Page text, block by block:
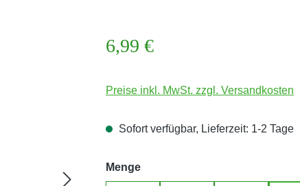
Regulärer Preis:
6,99 €
Preise inkl. MwSt. zzgl. Versandkosten
Sofort verfügbar, Lieferzeit: 1-2 Tage
Mengeauswählen